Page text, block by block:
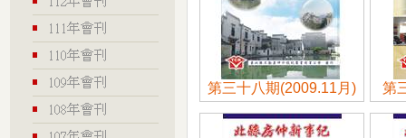
第三十八期(2009.11月) 第